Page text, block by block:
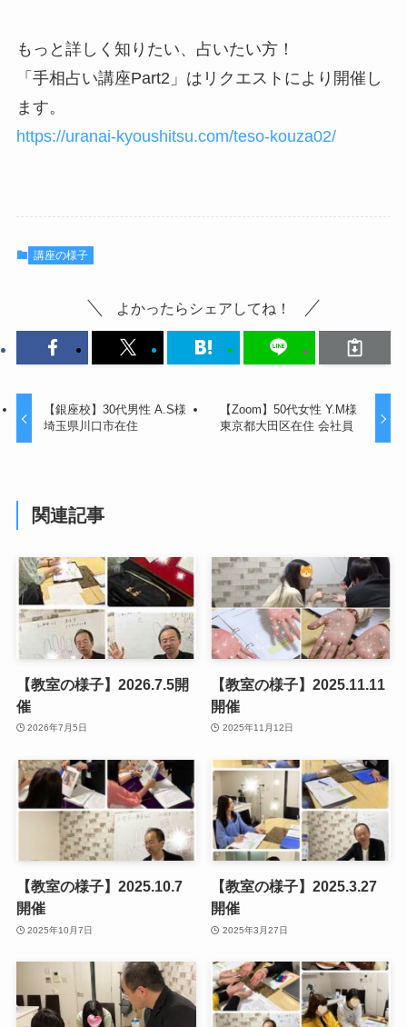
もっと詳しく知りたい、占いたい方！
「手相占い講座Part2」はリクエストにより開催し
ます。
https://uranai-kyoushitsu.com/teso-kouza02/
講座の様子
よかったらシェアしてね！
【銀座校】30代男性 A.S様
埼玉県川口市在住
【Zoom】50代女性 Y.M様
東京都大田区在住 会社員
関連記事
【教室の様子】2026.7.5開
催
2026年7月5日
【教室の様子】2025.11.11
開催
2025年11月12日
【教室の様子】2025.10.7
開催
2025年10月7日
【教室の様子】2025.3.27
開催
2025年3月27日